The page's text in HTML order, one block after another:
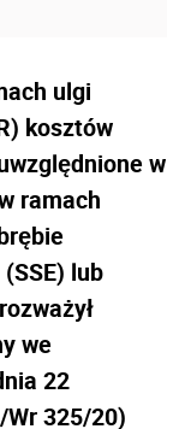
ulgi
kosztów
w
ramach
lub
we
22
325/20)